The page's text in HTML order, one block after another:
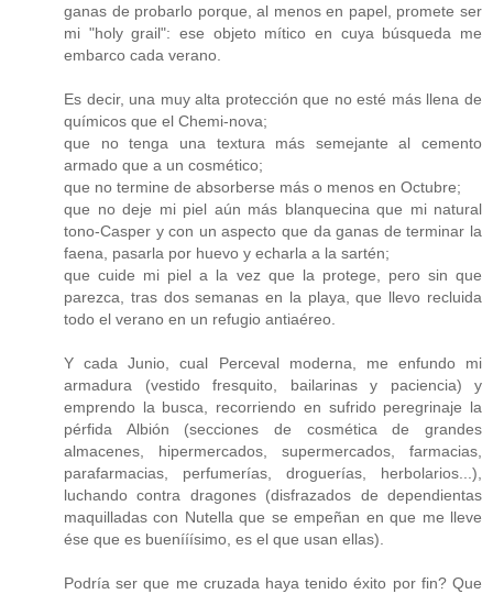
ganas de probarlo porque, al menos en papel, promete ser
mi "holy grail": ese objeto mítico en cuya búsqueda me
embarco cada verano.
Es decir, una muy alta protección que no esté más llena de
químicos que el Chemi-nova;
que no tenga una textura más semejante al cemento
armado que a un cosmético;
que no termine de absorberse más o menos en Octubre;
que no deje mi piel aún más blanquecina que mi natural
tono-Casper y con un aspecto que da ganas de terminar la
faena, pasarla por huevo y echarla a la sartén;
que cuide mi piel a la vez que la protege, pero sin que
parezca, tras dos semanas en la playa, que llevo recluida
todo el verano en un refugio antiaéreo.
Y cada Junio, cual Perceval moderna, me enfundo mi
armadura (vestido fresquito, bailarinas y paciencia) y
emprendo la busca, recorriendo en sufrido peregrinaje la
pérfida Albión (secciones de cosmética de grandes
almacenes, hipermercados, supermercados, farmacias,
parafarmacias, perfumerías, droguerías, herbolarios...),
luchando contra dragones (disfrazados de dependientas
maquilladas con Nutella que se empeñan en que me lleve
ése que es buenííísimo, es el que usan ellas).
Podría ser que me cruzada haya tenido éxito por fin? Que